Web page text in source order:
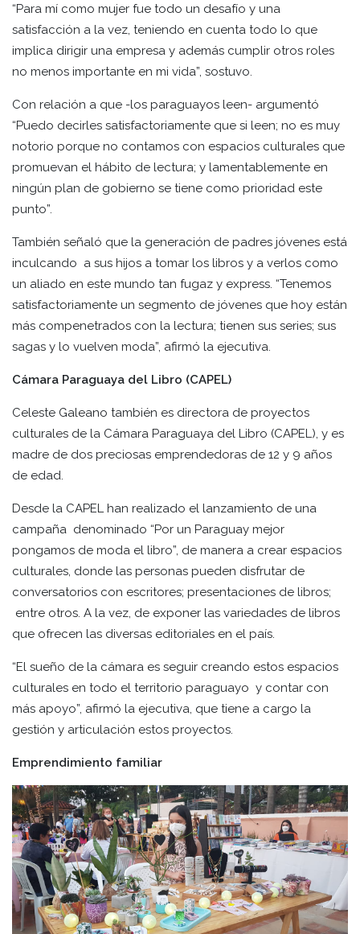
“Para mí como mujer fue todo un desafío y una
satisfacción a la vez, teniendo en cuenta todo lo que
implica dirigir una empresa y además cumplir otros roles
no menos importante en mi vida”, sostuvo.
Con relación a que -los paraguayos leen- argumentó
“Puedo decirles satisfactoriamente que si leen; no es muy
notorio porque no contamos con espacios culturales que
promuevan el hábito de lectura; y lamentablemente en
ningún plan de gobierno se tiene como prioridad este
punto”.
También señaló que la generación de padres jóvenes está
inculcando a sus hijos a tomar los libros y a verlos como
un aliado en este mundo tan fugaz y express. “Tenemos
satisfactoriamente un segmento de jóvenes que hoy están
más compenetrados con la lectura; tienen sus series; sus
sagas y lo vuelven moda”, afirmó la ejecutiva.
Cámara Paraguaya del Libro (CAPEL)
Celeste Galeano también es directora de proyectos
culturales de la Cámara Paraguaya del Libro (CAPEL), y es
madre de dos preciosas emprendedoras de 12 y 9 años
de edad.
Desde la CAPEL han realizado el lanzamiento de una
campaña denominado “Por un Paraguay mejor
pongamos de moda el libro”, de manera a crear espacios
culturales, donde las personas pueden disfrutar de
conversatorios con escritores; presentaciones de libros;
entre otros. A la vez, de exponer las variedades de libros
que ofrecen las diversas editoriales en el país.
“El sueño de la cámara es seguir creando estos espacios
culturales en todo el territorio paraguayo y contar con
más apoyo”, afirmó la ejecutiva, que tiene a cargo la
gestión y articulación estos proyectos.
Emprendimiento familiar